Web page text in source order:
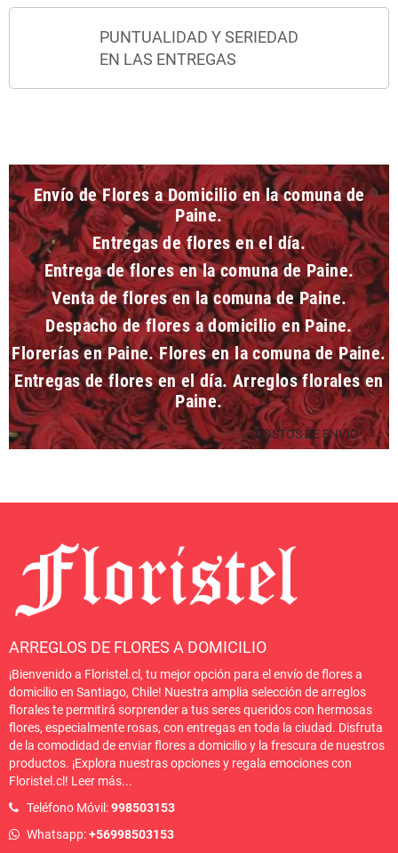
PUNTUALIDAD Y SERIEDAD
EN LAS ENTREGAS
Envío de Flores a Domicilio en la comuna de
Paine.
Entregas de flores en el día.
Entrega de flores en la comuna de Paine.
Venta de flores en la comuna de Paine.
Despacho de flores a domicilio en Paine.
Florerías en Paine. Flores en la comuna de Paine.
Entregas de flores en el día. Arreglos florales en
Paine.
COSTOS DE ENVIO
ARREGLOS DE FLORES A DOMICILIO
¡Bienvenido a Floristel.cl, tu mejor opción para el envío de flores a
domicilio en Santiago, Chile! Nuestra amplia selección de arreglos
florales te permitirá sorprender a tus seres queridos con hermosas
flores, especialmente rosas, con entregas en toda la ciudad. Disfruta
de la comodidad de enviar flores a domicilio y la frescura de nuestros
productos. ¡Explora nuestras opciones y regala emociones con
Floristel.cl! Leer más...
Teléfono Móvil:998503153
Whatsapp:+56998503153